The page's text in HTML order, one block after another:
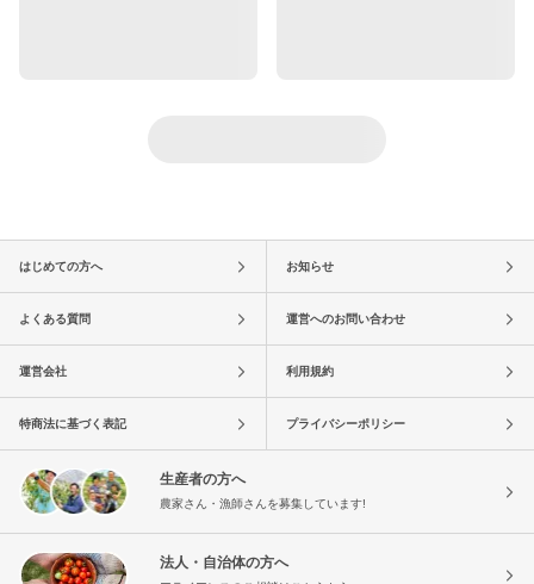
はじめての方へ お知らせ
よくある質問 運営へのお問い合わせ
運営会社 利用規約
特商法に基づく表記 プライバシーポリシー
生産者の方へ
農家さん・漁師さんを募集しています!
法人・自治体の方へ